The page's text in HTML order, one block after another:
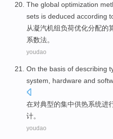
The global optimization
sets is deduced according
从凝汽机组负荷优化分配的
系数法。
youdao
On the basis of describing
system
hardware and
在对典型的集中供热系统进
计。
youdao